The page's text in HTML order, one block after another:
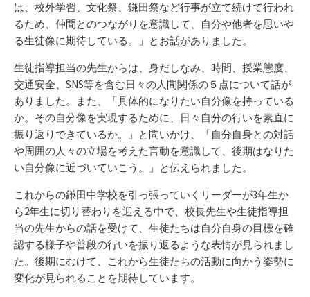
は、校外学習、文化祭、鎌田祭など行事が立て続けて行われ
るため、仲間とのつながりを意識して、自分や他者を思いや
る生徒像に期待している。」とお話がありました。
生徒指導担当の先生からは、身だしなみ、時間、授業態度、
交通安全、SNS等を含む日々の人間関係の５点について話が
ありました。また、「具体的になりたい自分像を持っている
か。その自分像を実現するために、日々自分の行いを素直に
振り返りできているか。」と問いかけ、「自分自身との対話
や周囲の人々の立場を考えた言動を意識して、後期はなりた
い自分像に近づいていこう。」と伝えられました。
これからの鎌田中学校を引っ張っていくリーダーが3年生か
ら2年生に切り替わりを迎える中で、校長先生や生徒指導担
当の先生からの話を受けて、生徒たちは自分自身の目標を確
認する様子や普段の行いを振り返るような表情が見られまし
た。後期にむけて、これから生徒たちの活動に向かう姿勢に
変化が見られることを期待しています。